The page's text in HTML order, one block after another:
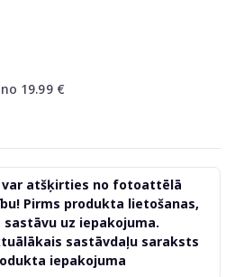
19.99 €
atšķirties no fotoattēlā
Pirms produkta lietošanas,
uz iepakojuma.
sastāvdaļu saraksts
iepakojuma